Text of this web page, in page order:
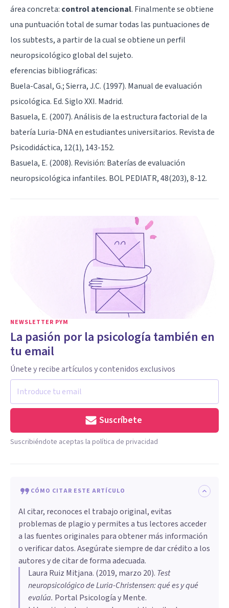
área concreta: control atencional. Finalmente se obtiene
una puntuación total de sumar todas las puntuaciones de
los subtests, a partir de la cual se obtiene un perfil
neuropsicológico global del sujeto.
eferencias bibliográficas:
Buela-Casal, G.; Sierra, J.C. (1997). Manual de evaluación
psicológica. Ed. Siglo XXI. Madrid.
Basuela, E. (2007). Análisis de la estructura factorial de la
batería Luria-DNA en estudiantes universitarios. Revista de
Psicodidáctica, 12(1), 143-152.
Basuela, E. (2008). Revisión: Baterías de evaluación
neuropsicológica infantiles. BOL PEDIATR, 48(203), 8-12.
NEWSLETTER PYM
La pasión por la psicología también en
tu email
Únete y recibe artículos y contenidos exclusivos
Suscríbete
Suscribiéndote aceptas la política de privacidad
CÓMO CITAR ESTE ARTÍCULO
Al citar, reconoces el trabajo original, evitas
problemas de plagio y permites a tus lectores acceder
a las fuentes originales para obtener más información
o verificar datos. Asegúrate siempre de dar crédito a los
autores y de citar de forma adecuada.
Laura Ruiz Mitjana. (2019, marzo 20). Test
neuropsicológico de Luria-Christensen: qué es y qué
evalúa. Portal Psicología y Mente.